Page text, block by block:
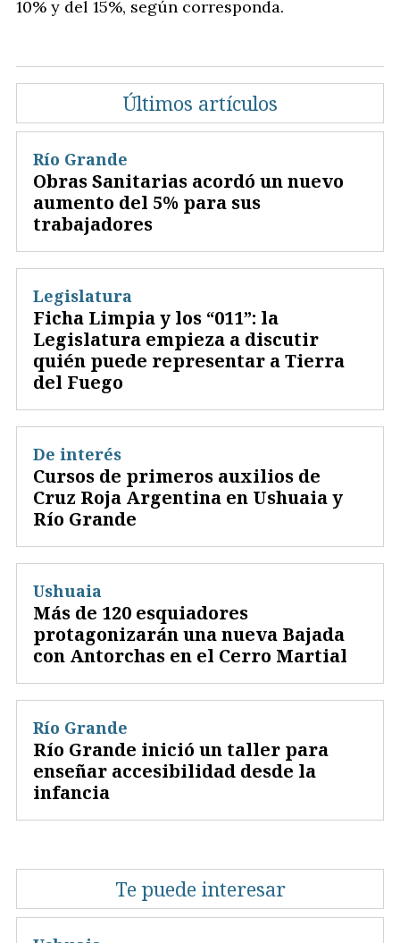
10% y del 15%, según corresponda.
Últimos artículos
Obras Sanitarias acordó un nuevo
aumento del 5% para sus
trabajadores
Río Grande
Ficha Limpia y los “011”: la
Legislatura empieza a discutir
quién puede representar a Tierra
del Fuego
Legislatura
Cursos de primeros auxilios de
Cruz Roja Argentina en Ushuaia y
Río Grande
De interés
Más de 120 esquiadores
protagonizarán una nueva Bajada
con Antorchas en el Cerro Martial
Ushuaia
Río Grande inició un taller para
enseñar accesibilidad desde la
infancia
Río Grande
Te puede interesar